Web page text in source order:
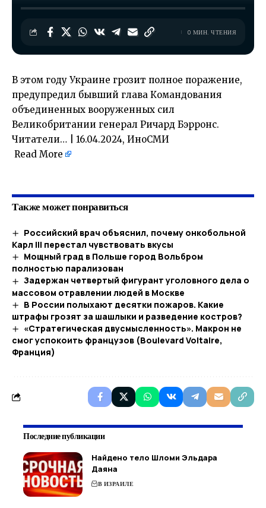
0 МИН. ЧТЕНИЯ
В этом году Украине грозит полное поражение,
предупредил бывший глава Командования
объединенных вооруженных сил
Великобритании генерал Ричард Бэрронс.
Читатели… | 16.04.2024, ИноСМИ
Read More
Также может понравиться
Российский врач объяснил, почему онкобольной
Карл III перестал чувствовать вкусы
Мощный град в Польше город Вольбром
полностью парализован
Задержан четвертый фигурант уголовного дела о
массовом отравлении людей в Москве
В России полыхают десятки пожаров. Какие
штрафы грозят за шашлыки и разведение костров?
«Стратегическая двусмысленность». Макрон не
смог успокоить французов (Boulevard Voltaire,
Франция)
Последние публикации
Найдено тело Шломи Эльдара
Даяна
В ИЗРАИЛЕ